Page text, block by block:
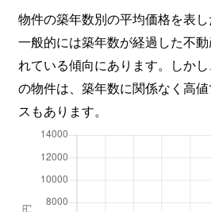
物件の築年数別の平均価格を表し
一般的には築年数が経過した不
れている傾向にあります。しか
の物件は、築年数に関係なく高
スもあります。